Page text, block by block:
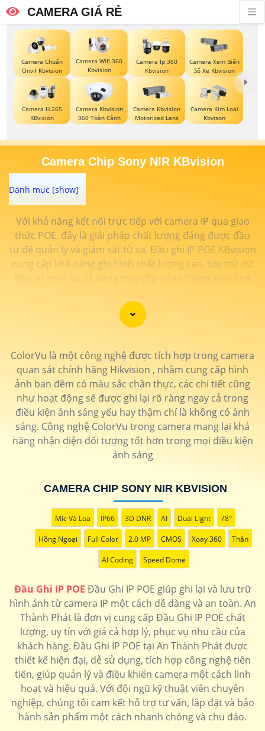
CAMERA GIÁ RẺ
Camera Chuẩn
Onvif Kbvision
Camera Wifi 360
Kbvision
Camera Ip 360
Kbvision
Camera Xem Biển
Số Xe Kbvision
Camera H.265
KBvision
Camera Kbvision
360 Toàn Cảnh
Camera Kbvision
Motorized Lens
Camera Kim Loại
Kbvison
Camera Chip Sony NIR KBvision
Với khả năng kết nối trực tiếp với camera IP qua giao
thức POE, đây là giải pháp chất lượng đáng được đầu
tư để quản lý và giám sát từ xa. Đầu ghi IP POE KBvision
cung cấp khả năng ghi hình chất lượng cao, lưu trữ dữ
liệu an toàn và dễ dàng truy cập từ xa thông qua ứng
hợp vào hệ thống mạng hiện có. Hãy trải nghiệm ngay
Đầu ghi IP POE KBvision với chất lượng cao mà giá cả
'
ColorVu là một công nghệ được tích hợp trong camera
quan sát chính hãng Hikvision , nhằm cung cấp hình
ảnh ban đêm có màu sắc chân thực, các chi tiết cũng
như hoạt động sẽ được ghi lại rõ ràng ngay cả trong
điều kiện ánh sáng yếu hay thậm chí là không có ánh
sáng. Công nghệ ColorVu trong camera mang lại khả
năng nhận diện đối tượng tốt hơn trong mọi điều kiện
ánh sáng
CAMERA CHIP SONY NIR KBVISION
Mic Và Loa IP66 3D DNR AI Dual Light 78°
Hồng Ngoại Full Color 2.0 MP CMOS Xoay 360 Thân
AI Coding Speed Dome
Đầu Ghi IP POE Đầu Ghi IP POE giúp ghi lại và lưu trữ
hình ảnh từ camera IP một cách dễ dàng và an toàn. An
Thành Phát là đơn vị cung cấp Đầu Ghi IP POE chất
lượng, uy tín với giá cả hợp lý, phục vụ nhu cầu của
khách hàng. Đầu Ghi IP POE tại An Thành Phát được
thiết kế hiện đại, dễ sử dụng, tích hợp công nghệ tiên
tiến, giúp quản lý và điều khiển camera một cách linh
hoạt và hiệu quả. Với đội ngũ kỹ thuật viên chuyên
nghiệp, chúng tôi cam kết hỗ trợ tư vấn, lắp đặt và bảo
hành sản phẩm một cách nhanh chóng và chu đáo.